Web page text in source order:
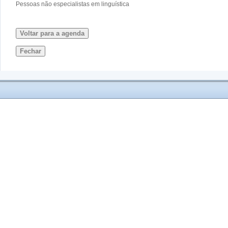
Pessoas não especialistas em linguística
Voltar para a agenda
Fechar